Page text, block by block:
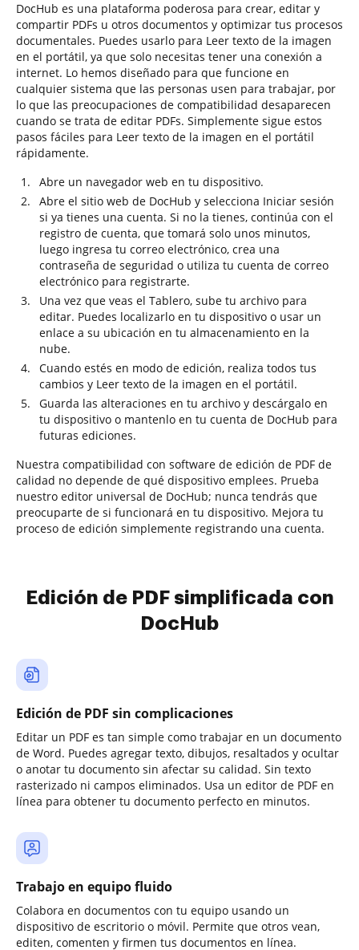
DocHub es una plataforma poderosa para crear, editar y
compartir PDFs u otros documentos y optimizar tus procesos
documentales. Puedes usarlo para Leer texto de la imagen
en el portátil, ya que solo necesitas tener una conexión a
internet. Lo hemos diseñado para que funcione en
cualquier sistema que las personas usen para trabajar, por
lo que las preocupaciones de compatibilidad desaparecen
cuando se trata de editar PDFs. Simplemente sigue estos
pasos fáciles para Leer texto de la imagen en el portátil
rápidamente.
Abre un navegador web en tu dispositivo.
Abre el sitio web de DocHub y selecciona Iniciar sesión
si ya tienes una cuenta. Si no la tienes, continúa con el
registro de cuenta, que tomará solo unos minutos,
luego ingresa tu correo electrónico, crea una
contraseña de seguridad o utiliza tu cuenta de correo
electrónico para registrarte.
Una vez que veas el Tablero, sube tu archivo para
editar. Puedes localizarlo en tu dispositivo o usar un
enlace a su ubicación en tu almacenamiento en la
nube.
Cuando estés en modo de edición, realiza todos tus
cambios y Leer texto de la imagen en el portátil.
Guarda las alteraciones en tu archivo y descárgalo en
tu dispositivo o mantenlo en tu cuenta de DocHub para
futuras ediciones.
Nuestra compatibilidad con software de edición de PDF de
calidad no depende de qué dispositivo emplees. Prueba
nuestro editor universal de DocHub; nunca tendrás que
preocuparte de si funcionará en tu dispositivo. Mejora tu
proceso de edición simplemente registrando una cuenta.
Edición de PDF simplificada con
DocHub
Edición de PDF sin complicaciones
Editar un PDF es tan simple como trabajar en un documento
de Word. Puedes agregar texto, dibujos, resaltados y ocultar
o anotar tu documento sin afectar su calidad. Sin texto
rasterizado ni campos eliminados. Usa un editor de PDF en
línea para obtener tu documento perfecto en minutos.
Trabajo en equipo fluido
Colabora en documentos con tu equipo usando un
dispositivo de escritorio o móvil. Permite que otros vean,
editen, comenten y firmen tus documentos en línea.